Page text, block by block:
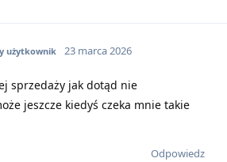
użytkownik 23 marca 2026
sprzedaży jak dotąd nie
jeszcze kiedyś czeka mnie takie
Odpowiedz